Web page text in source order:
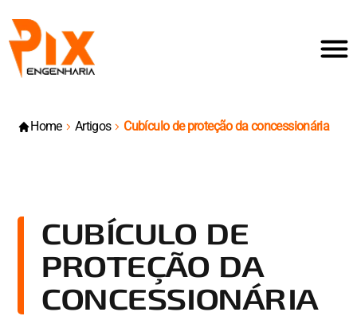
Home Artigos Cubículo de proteção da concessionária
CUBÍCULO DE
PROTEÇÃO DA
CONCESSIONÁRIA